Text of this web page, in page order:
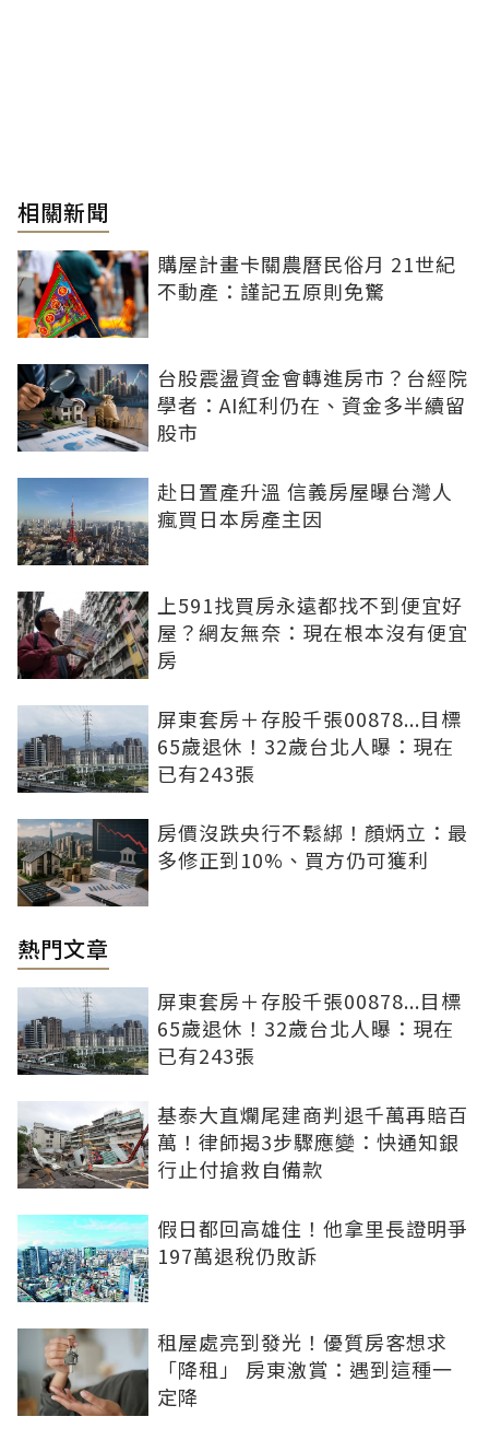
相關新聞
購屋計畫卡關農曆民俗月 21世紀
不動產：謹記五原則免驚
台股震盪資金會轉進房市？台經院
學者：AI紅利仍在、資金多半續留
股市
赴日置產升溫 信義房屋曝台灣人
瘋買日本房產主因
上591找買房永遠都找不到便宜好
屋？網友無奈：現在根本沒有便宜
房
屏東套房＋存股千張00878...目標
65歲退休！32歲台北人曝：現在
已有243張
房價沒跌央行不鬆綁！顏炳立：最
多修正到10%、買方仍可獲利
熱門文章
屏東套房＋存股千張00878...目標
65歲退休！32歲台北人曝：現在
已有243張
基泰大直爛尾建商判退千萬再賠百
萬！律師揭3步驟應變：快通知銀
行止付搶救自備款
假日都回高雄住！他拿里長證明爭
197萬退稅仍敗訴
租屋處亮到發光！優質房客想求
「降租」 房東激賞：遇到這種一
定降